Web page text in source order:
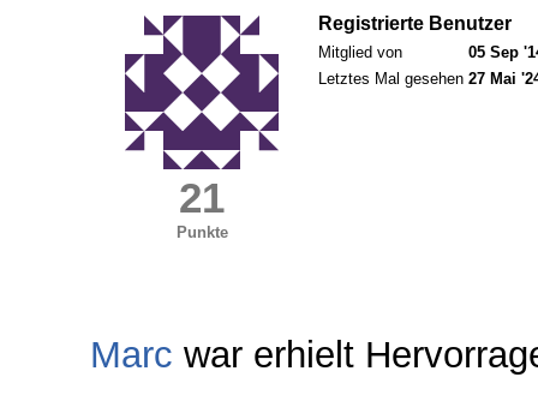
21
Punkte
Registrierte Benutzer
Mitglied von
05 Sep
Letztes Mal gesehen 27 Mai
Marc war erhielt